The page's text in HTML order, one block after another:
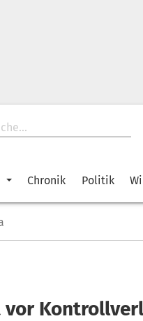
Chronik Politik
vor